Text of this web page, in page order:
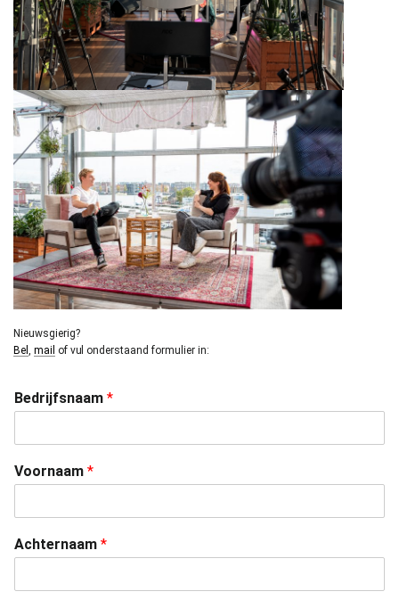
Nieuwsgierig?
Bel , mail of vul onderstaand formulier in:
Bedrijfsnaam *
Voornaam *
Achternaam *